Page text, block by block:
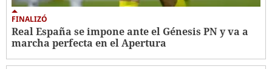
FINALIZÓ
Real España se impone ante el Génesis PN y va a
marcha perfecta en el Apertura